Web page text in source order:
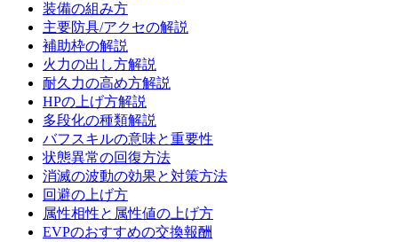
装備の組み方
主要防具/アクセの解説
補助枠の解説
火力の出し方解説
耐久力の高め方解説
HPの上げ方解説
多段化の種類解説
バフスキルの意味と重要性
状態異常の回復方法
消滅の波動の効果と対策方法
回避の上げ方
属性相性と属性値の上げ方
EVPのおすすめの交換報酬